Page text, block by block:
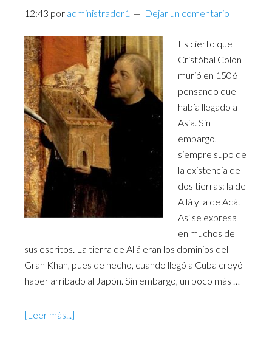
12:43 por administrador1 Dejar un comentario
Es cierto que
Cristóbal Colón
murió en 1506
pensando que
había llegado a
Asia. Sin
embargo,
siempre supo de
la existencia de
dos tierras: la de
Allá y la de Acá.
Así se expresa
en muchos de
sus escritos. La tierra de Allá eran los dominios del
Gran Khan, pues de hecho, cuando llegó a Cuba creyó
haber arribado al Japón. Sin embargo, un poco más …
[Leer más...]